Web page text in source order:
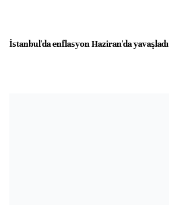
İstanbul'da enflasyon Haziran'da yavaşladı